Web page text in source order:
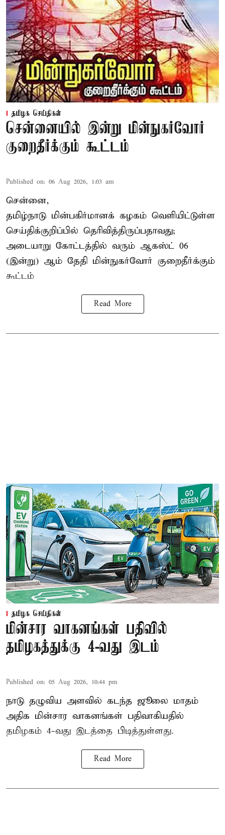
தமிழக செய்திகள்
சென்னையில் இன்று மின்நுகர்வோர்
குறைதீர்க்கும் கூட்டம்
Published on: 06 Aug 2026, 1:03 am
சென்னை,
தமிழ்நாடு மின்பகிர்மானக் கழகம் வெளியிட்டுள்ள
செய்திக்குறிப்பில் தெரிவித்திருப்பதாவது;
அடையாறு கோட்டத்தில் வரும் ஆகஸ்ட் 06
(இன்று) ஆம் தேதி மின்நுகர்வோர் குறைதீர்க்கும்
கூட்டம்
Read More
தமிழக செய்திகள்
மின்சார வாகனங்கள் பதிவில்
தமிழகத்துக்கு 4-வது இடம்
Published on: 05 Aug 2026, 10:44 pm
நாடு தழுவிய அளவில் கடந்த ஜூலை மாதம்
அதிக மின்சார வாகனங்கள் பதிவாகியதில்
தமிழகம் 4-வது இடத்தை பிடித்துள்ளது.
Read More